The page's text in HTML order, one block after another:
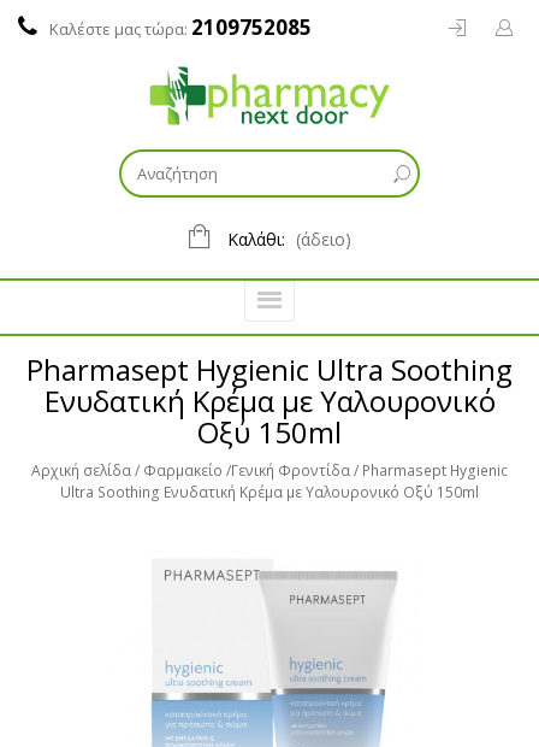
Καλέστε μας τώρα: 2109752085
Καλάθι: (άδειο)
Pharmasept Hygienic Ultra Soothing
Ενυδατική Κρέμα με Υαλουρονικό
Οξύ 150ml
Αρχική σελίδα Φαρμακείο Γενική Φροντίδα
Pharmasept Hygienic
Ultra Soothing Ενυδατική Κρέμα με Υαλουρονικό Οξύ 150ml